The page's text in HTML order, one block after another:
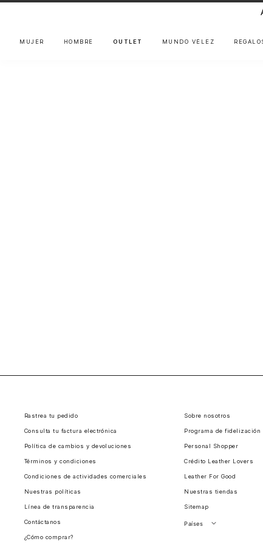
MUJER HOMBRE OUTLET MUNDO VÉLEZ
Rastrea tu pedido
Consulta tu factura electrónica
Política de cambios y devoluciones
Términos y condiciones
Condiciones de actividades comerciales
Nuestras políticas
Línea de transparencia
Contáctanos
¿Cómo comprar?
Sobre nosotros
Programa de fidelización
Personal Shopper
Crédito Leather Lovers
Leather For Good
Nuestras tiendas
Sitemap
Países